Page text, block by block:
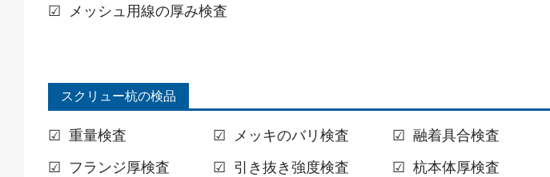
☑ メッシュ用線の厚み検査
スクリュー杭の検品
☑ 重量検査 ☑ メッキのバリ検査
☑ 融着具合検査
☑ フランジ厚検査
☑ 引き抜き強度検査
☑ 杭本体厚検査